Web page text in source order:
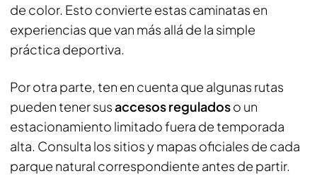
de color. Esto convierte estas caminatas en
experiencias que van más allá de la simple
práctica deportiva.
Por otra parte, ten en cuenta que algunas rutas
pueden tener susaccesos reguladoso un
estacionamiento limitado fuera de temporada
alta. Consulta los sitios y mapas oficiales de cada
parque natural correspondiente antes de partir.